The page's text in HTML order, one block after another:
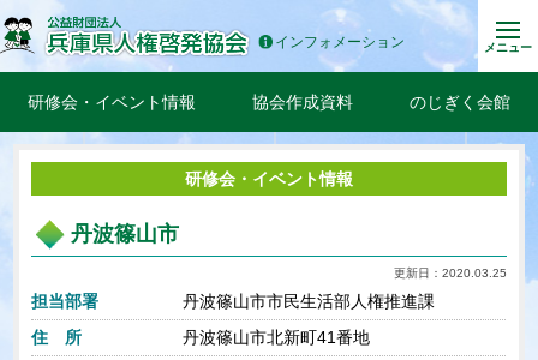
インフォメーション メニュー
研修会・イベント情報 協会作成資料 のじぎく会館
研修会・イベント情報
丹波篠山市
更新日：2020.03.25
担当部署
丹波篠山市市民生活部人権推進課
住 所
丹波篠山市北新町41番地